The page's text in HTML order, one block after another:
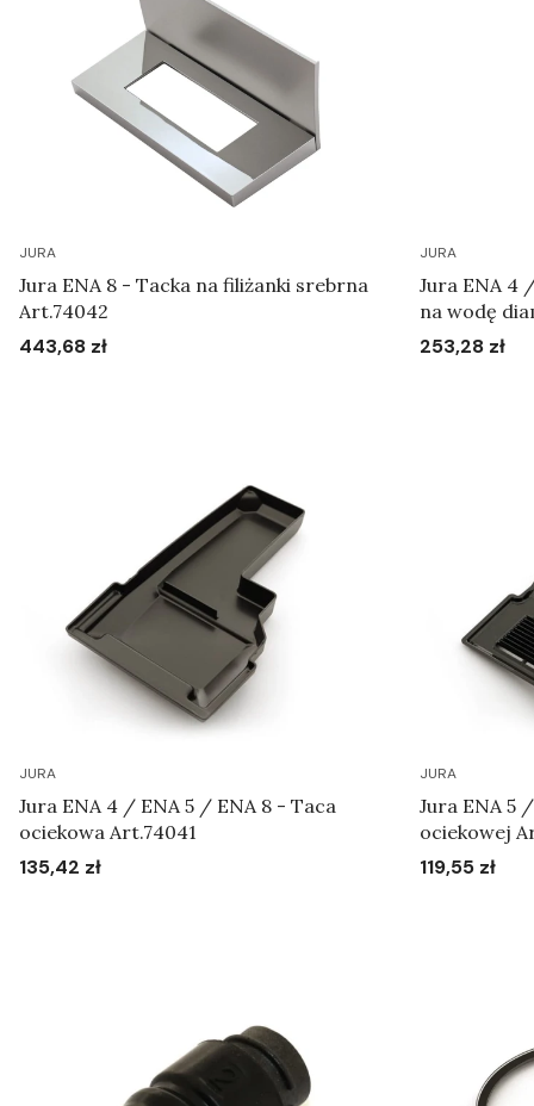
JURA
Jura ENA 8 - Tacka na filiżanki srebrna
Art.74042
Cena
443,68 zł
JURA
Jura ENA 4
na wodę
Cena
253,28 zł
JURA
Jura ENA 4 / ENA 5 / ENA 8 - Taca
ociekowa Art.74041
Cena
135,42 zł
JURA
Jura ENA 5
ociekowej
Cena
119,55 zł